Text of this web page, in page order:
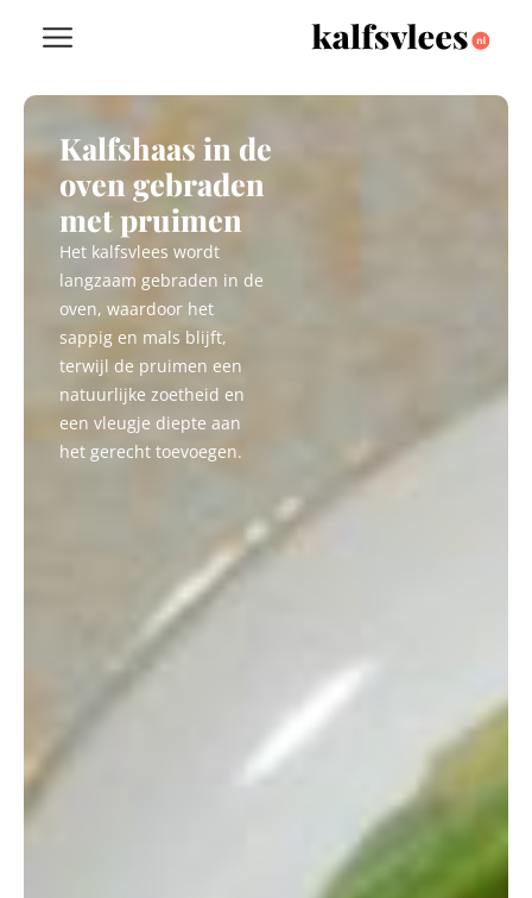
Kalfshaas in de
oven gebraden
met pruimen
Het kalfsvlees wordt
langzaam gebraden in de
oven, waardoor het
sappig en mals blijft,
terwijl de pruimen een
natuurlijke zoetheid en
een vleugje diepte aan
het gerecht toevoegen.